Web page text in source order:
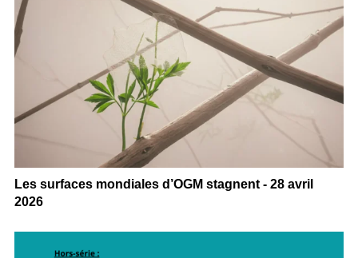
Les surfaces mondiales d’OGM stagnent - 28 avril
2026